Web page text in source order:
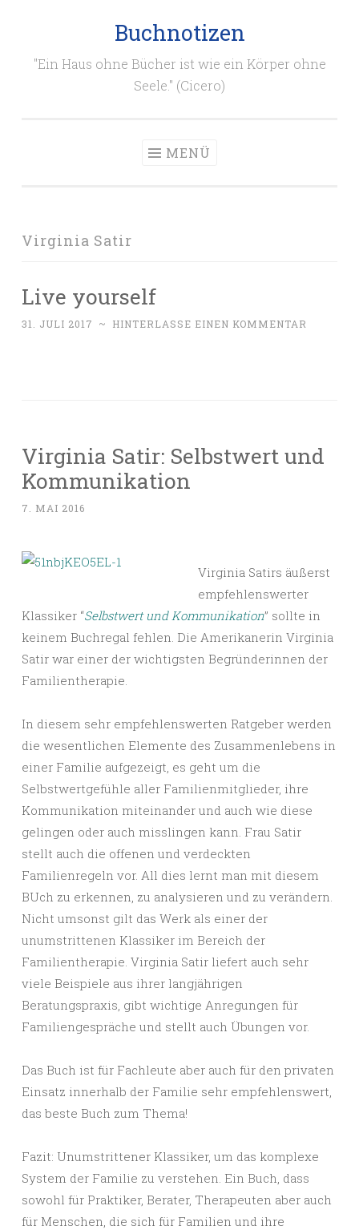
Buchnotizen
"Ein Haus ohne Bücher ist wie ein Körper ohne
Seele." (Cicero)
MENÜ
Virginia Satir
Live yourself
31. JULI 2017 ~ HINTERLASSE EINEN KOMMENTAR
Virginia Satir: Selbstwert und
Kommunikation
7. MAI 2016
Virginia Satirs äußerst
empfehlenswerter
Klassiker “Selbstwert und Kommunikation” sollte in
keinem Buchregal fehlen. Die Amerikanerin Virginia
Satir war einer der wichtigsten Begründerinnen der
Familientherapie.
In diesem sehr empfehlenswerten Ratgeber werden
die wesentlichen Elemente des Zusammenlebens in
einer Familie aufgezeigt, es geht um die
Selbstwertgefühle aller Familienmitglieder, ihre
Kommunikation miteinander und auch wie diese
gelingen oder auch misslingen kann. Frau Satir
stellt auch die offenen und verdeckten
Familienregeln vor. All dies lernt man mit diesem
BUch zu erkennen, zu analysieren und zu verändern.
Nicht umsonst gilt das Werk als einer der
unumstrittenen Klassiker im Bereich der
Familientherapie. Virginia Satir liefert auch sehr
viele Beispiele aus ihrer langjährigen
Beratungspraxis, gibt wichtige Anregungen für
Familiengespräche und stellt auch Übungen vor.
Das Buch ist für Fachleute aber auch für den privaten
Einsatz innerhalb der Familie sehr empfehlenswert,
das beste Buch zum Thema!
Fazit: Unumstrittener Klassiker, um das komplexe
System der Familie zu verstehen. Ein Buch, dass
sowohl für Praktiker, Berater, Therapeuten aber auch
für Menschen, die sich für Familien und ihre